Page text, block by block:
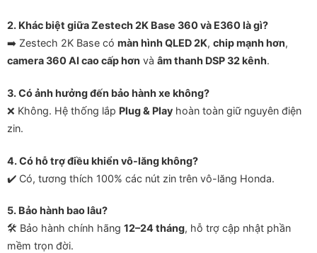
2. Khác biệt giữa Zestech 2K Base 360 và E360 là gì?
➡️ Zestech 2K Base có màn hình QLED 2K, chip mạnh hơn,
camera 360 AI cao cấp hơn và âm thanh DSP 32 kênh.
3. Có ảnh hưởng đến bảo hành xe không?
❌ Không. Hệ thống lắp Plug & Play hoàn toàn giữ nguyên điện
zin.
4. Có hỗ trợ điều khiển vô-lăng không?
✔️ Có, tương thích 100% các nút zin trên vô-lăng Honda.
5. Bảo hành bao lâu?
🛠️ Bảo hành chính hãng 12–24 tháng, hỗ trợ cập nhật phần
mềm trọn đời.